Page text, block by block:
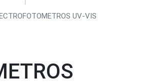
UV-VIS